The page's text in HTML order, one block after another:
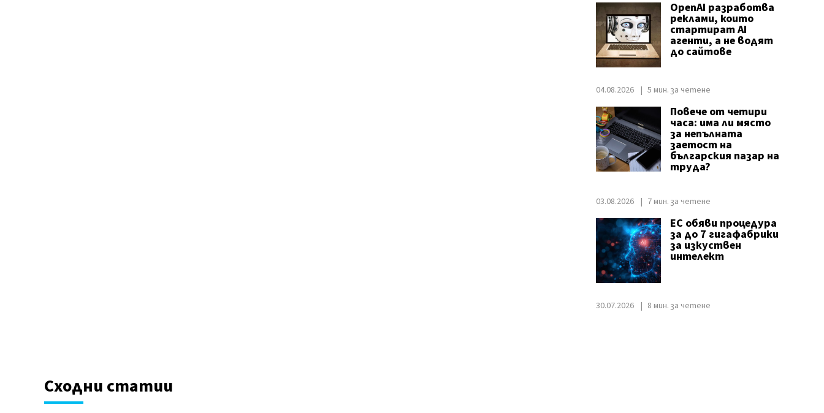
OpenAI разработва
реклами, които
стартират AI
агенти, а не водят
до сайтове
04.08.2026 5 мин. за четене
Повече от четири
часа: има ли място
за непълната
заетост на
българския пазар на
труда?
03.08.2026 7 мин. за четене
ЕС обяви процедура
за до 7 гигафабрики
за изкуствен
интелект
30.07.2026 8 мин. за четене
Сходни статии